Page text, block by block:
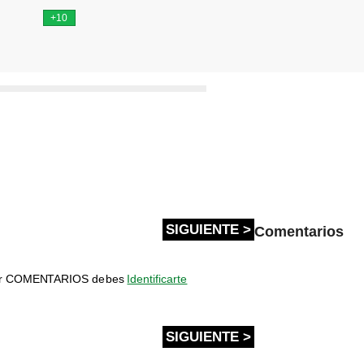
SIGUIENTE > Comentarios
COMENTARIOS debes Identificarte
SIGUIENTE >